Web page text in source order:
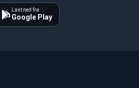
Last ned fra
Google Play